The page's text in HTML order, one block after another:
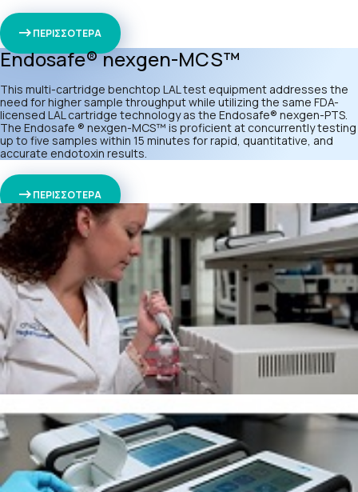
ΠΕΡΙΣΣΟΤΕΡΑ
Endosafe® nexgen-MCS™
This multi-cartridge benchtop LAL test equipment addresses the
need for higher sample throughput while utilizing the same FDA-
licensed LAL cartridge technologyas the Endosafe® nexgen-PTS.
The Endosafe ® nexgen-MCS™ is proficient at concurrently testing
up to five samples within 15 minutes for rapid, quantitative, and
accurate endotoxin results.
ΠΕΡΙΣΣΟΤΕΡΑ